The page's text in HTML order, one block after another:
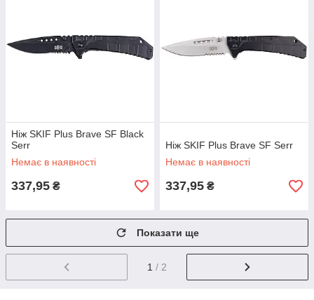
Ніж SKIF Plus Brave SF Black
Serr
Немає в наявності
337,95 ₴
Ніж SKIF Plus Brave SF Serr
Немає в наявності
337,95 ₴
Показати ще
1 / 2